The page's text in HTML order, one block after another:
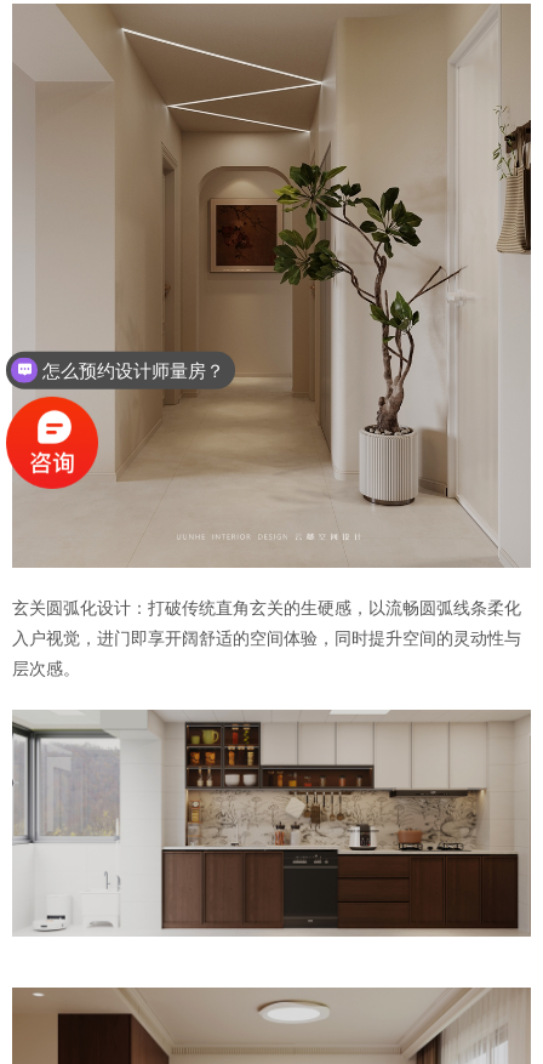
玄关圆弧化设计：打破传统直角玄关的生硬感，以流畅圆弧线条柔化
入户视觉，进门即享开阔舒适的空间体验，同时提升空间的灵动性与
层次感。
设计、施工是怎么收费的？